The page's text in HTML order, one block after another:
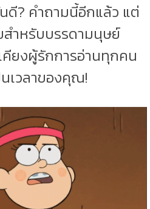
ดี? คำถามนี้อีกแล้ว แต่
ำหรับบรรดามนุษย์
ยงผู้รักการอ่านทุกคน
เวลาของคุณ!